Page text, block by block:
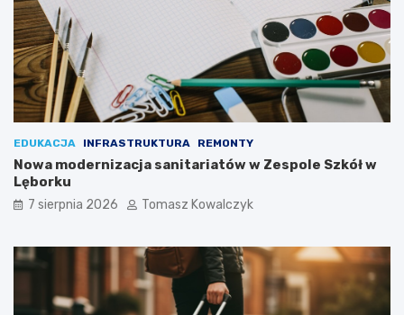
EDUKACJA INFRASTRUKTURA REMONTY
Nowa modernizacja sanitariatów w Zespole Szkół w
Lęborku
7 sierpnia 2026 Tomasz Kowalczyk